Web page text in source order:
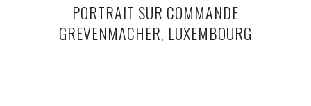
PORTRAIT SUR COMMANDE
GREVENMACHER, LUXEMBOURG